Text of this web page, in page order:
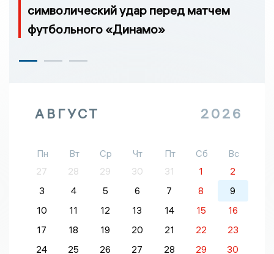
символический удар перед матчем
футбольного «Динамо»
АВГУСТ 2026
Пн Вт Ср Чт Пт Сб
Вс
27
28 29 30 31 1
2
3
4 5 6 7 8
9
10
11 12 13 14 15
16
17
18 19 20 21 22
23
24
25 26 27 28 29
30